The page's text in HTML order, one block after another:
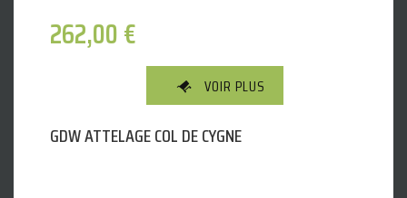
262,00€
VOIR PLUS
GDW ATTELAGE COL DE CYGNE